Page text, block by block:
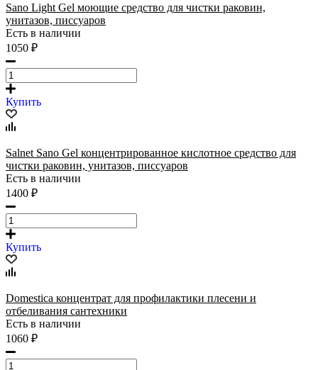
Sano Light Gel моющие средство для чистки раковин,
унитазов, писсуаров
Есть в наличии
1050 ₽
Купить
Salnet Sano Gel концентрированное кислотное средство для
чистки раковин, унитазов, писсуаров
Есть в наличии
1400 ₽
Купить
Domestica концентрат для профилактики плесени и
отбеливания сантехники
Есть в наличии
1060 ₽